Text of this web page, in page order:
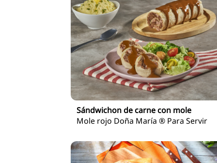
Sándwichon de carne con mole
Mole rojo Doña María ® Para Servir